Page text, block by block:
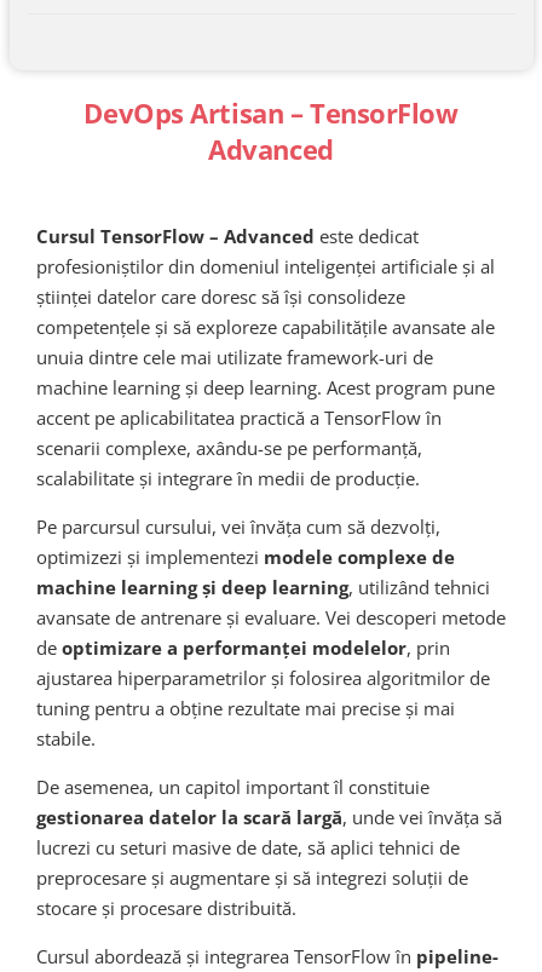
DevOps Artisan – TensorFlow
Advanced
Cursul TensorFlow – Advanced este dedicat
profesioniștilor din domeniul inteligenței artificiale și al
științei datelor care doresc să își consolideze
competențele și să exploreze capabilitățile avansate ale
unuia dintre cele mai utilizate framework-uri de
machine learning și deep learning. Acest program pune
accent pe aplicabilitatea practică a TensorFlow în
scenarii complexe, axându-se pe performanță,
scalabilitate și integrare în medii de producție.
Pe parcursul cursului, vei învăța cum să dezvolți,
optimizezi și implementezi modele complexe de
machine learning și deep learning, utilizând tehnici
avansate de antrenare și evaluare. Vei descoperi metode
de optimizare a performanței modelelor, prin
ajustarea hiperparametrilor și folosirea algoritmilor de
tuning pentru a obține rezultate mai precise și mai
stabile.
De asemenea, un capitol important îl constituie
gestionarea datelor la scară largă, unde vei învăța să
lucrezi cu seturi masive de date, să aplici tehnici de
preprocesare și augmentare și să integrezi soluții de
stocare și procesare distribuită.
Cursul abordează și integrarea TensorFlow în pipeline-